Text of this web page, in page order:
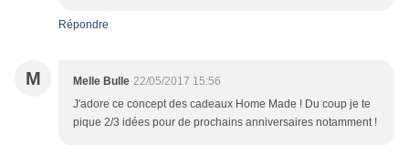
Répondre
M Melle Bulle 22/05/2017 15:56
J'adore ce concept des cadeaux Home Made ! Du coup je te
pique 2/3 idées pour de prochains anniversaires notamment !